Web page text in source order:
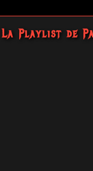
La Playlist de